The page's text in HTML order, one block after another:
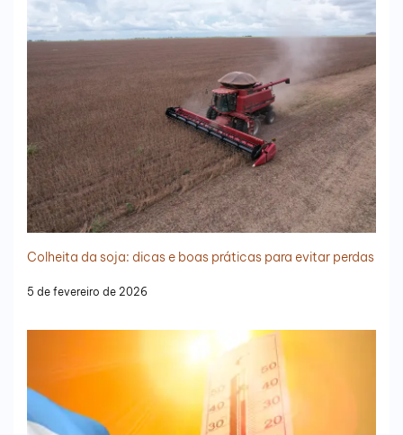
Colheita da soja: dicas e boas práticas para evitar perdas
5 de fevereiro de 2026